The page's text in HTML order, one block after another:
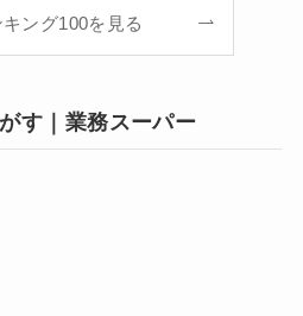
ング100を見る
す｜業務スーパー